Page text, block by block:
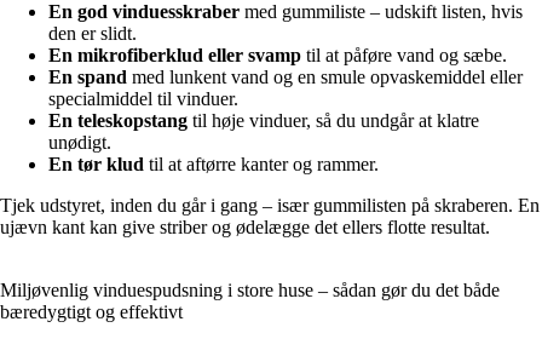
En god vinduesskraber med gummiliste – udskift listen, hvis
den er slidt.
En mikrofiberklud eller svamp til at påføre vand og sæbe.
En spand med lunkent vand og en smule opvaskemiddel eller
specialmiddel til vinduer.
En teleskopstang til høje vinduer, så du undgår at klatre
unødigt.
En tør klud til at aftørre kanter og rammer.
Tjek udstyret, inden du går i gang – især gummilisten på skraberen. En
ujævn kant kan give striber og ødelægge det ellers flotte resultat.
Miljøvenlig vinduespudsning i store huse – sådan gør du det både
bæredygtigt og effektivt